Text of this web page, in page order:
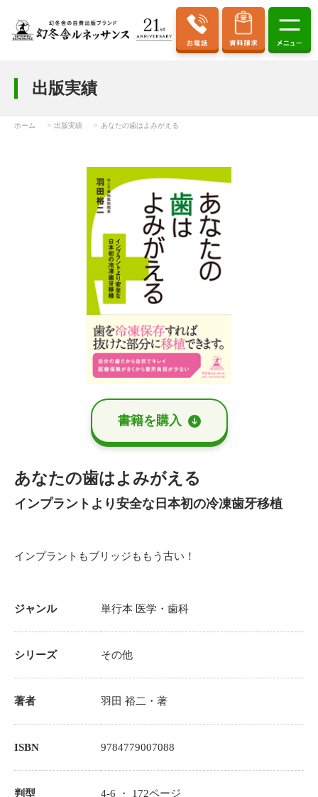
出版実績
ホーム 出版実績 あなたの歯はよみがえる
書籍を購⼊
あなたの歯はよみがえる
インプラントより安全な日本初の冷凍歯牙移植
インプラントもブリッジももう古い！
ジャンル 単行本 医学・歯科
シリーズ その他
著者 羽田 裕二 ・著
ISBN 9784779007088
判型 4-6 ・ 172ページ